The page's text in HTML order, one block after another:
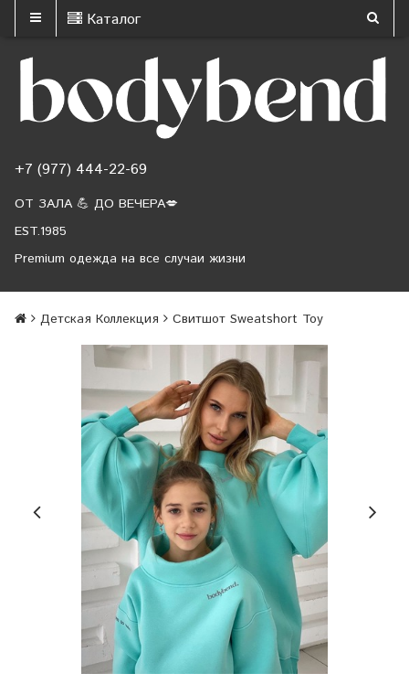
Каталог
+7 (977) 444-22-69
ОТ ЗАЛА 💪 ДО ВЕЧЕРА💋
EST.1985
Premium одежда на все случаи жизни
Детская Коллекция Свитшот Sweatshort Toy